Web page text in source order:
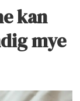
kan
mye